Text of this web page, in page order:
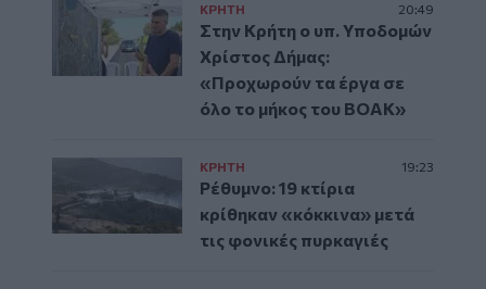
ΚΡΗΤΗ 20:49
Στην Κρήτη ο υπ. Υποδομών
Χρίστος Δήμας:
«Προχωρούν τα έργα σε
όλο το μήκος του ΒΟΑΚ»
ΚΡΗΤΗ 19:23
Ρέθυμνο: 19 κτίρια
κρίθηκαν «κόκκινα» μετά
τις φονικές πυρκαγιές